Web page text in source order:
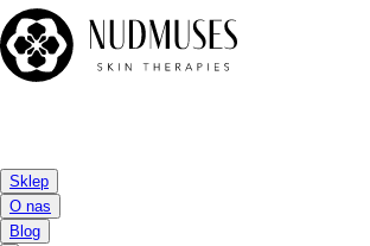
Sklep
O nas
Blog